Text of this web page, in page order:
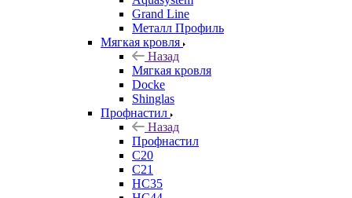
Grand Line
Металл Профиль
Мягкая кровля
Назад
Мягкая кровля
Docke
Shinglas
Профнастил
Назад
Профнастил
C20
C21
НС35